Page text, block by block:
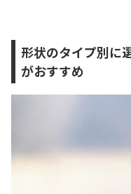
形状のタイプ別に
がおすすめ